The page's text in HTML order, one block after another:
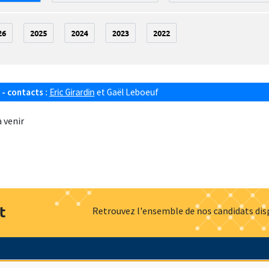
2025 2024 2023 2022
- contacts : Eric Girardin et Gaël Leboeuf
venir
Retrouvez l'ensemble de nos candidats
Hommage à Actualités Offres d'emploi